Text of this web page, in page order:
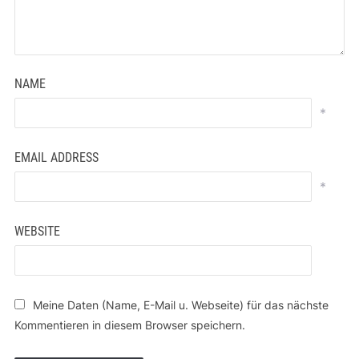
NAME
*
EMAIL ADDRESS
*
WEBSITE
Meine Daten (Name, E-Mail u. Webseite) für das nächste
Kommentieren in diesem Browser speichern.